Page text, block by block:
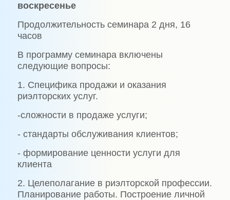
воскресенье
Продолжительность семинара 2 дня, 16
часов
В программу семинара включены
следующие вопросы:
1. Специфика продажи и оказания
риэлторских услуг.
-сложности в продаже услуги;
- стандарты обслуживания клиентов;
- формирование ценности услуги для
клиента
2. Целеполагание в риэлторской профессии.
Планирование работы. Построение личной